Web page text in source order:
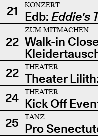
21
KONZERT
Edb: Eddie's
22
ZUM MITMACHEN
Walk-in
22
THEATER
Theater Lilith:
24
THEATER
Kick Off
25
TANZ
Pro